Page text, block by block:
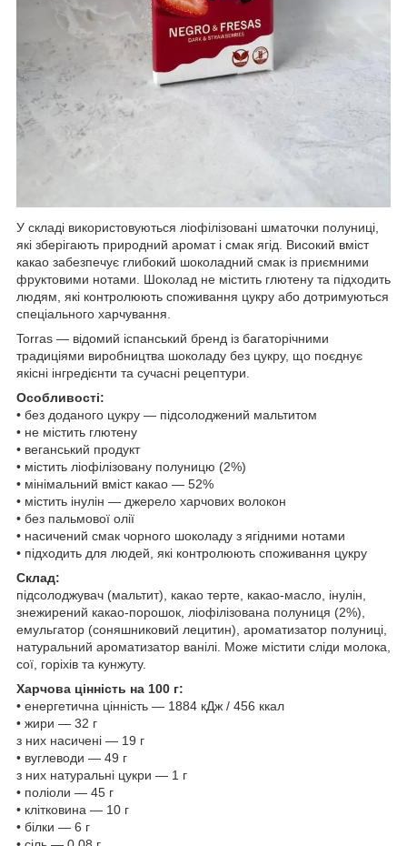
У складі використовуються ліофілізовані шматочки полуниці,
які зберігають природний аромат і смак ягід. Високий вміст
какао забезпечує глибокий шоколадний смак із приємними
фруктовими нотами. Шоколад не містить глютену та підходить
людям, які контролюють споживання цукру або дотримуються
спеціального харчування.
Torras — відомий іспанський бренд із багаторічними
традиціями виробництва шоколаду без цукру, що поєднує
якісні інгредієнти та сучасні рецептури.
Особливості:
• без доданого цукру — підсолоджений мальтитом
• не містить глютену
• веганський продукт
• містить ліофілізовану полуницю (2%)
• мінімальний вміст какао — 52%
• містить інулін — джерело харчових волокон
• без пальмової олії
• насичений смак чорного шоколаду з ягідними нотами
• підходить для людей, які контролюють споживання цукру
Склад:
підсолоджувач (мальтит), какао терте, какао-масло, інулін,
знежирений какао-порошок, ліофілізована полуниця (2%),
емульгатор (соняшниковий лецитин), ароматизатор полуниці,
натуральний ароматизатор ванілі. Може містити сліди молока,
сої, горіхів та кунжуту.
Харчова цінність на 100 г:
• енергетична цінність — 1884 кДж / 456 ккал
• жири — 32 г
з них насичені — 19 г
• вуглеводи — 49 г
з них натуральні цукри — 1 г
• поліоли — 45 г
• клітковина — 10 г
• білки — 6 г